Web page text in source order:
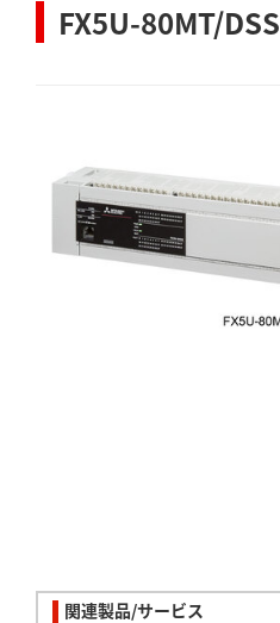
FX5U-80MT/DSS
関連製品/サービス